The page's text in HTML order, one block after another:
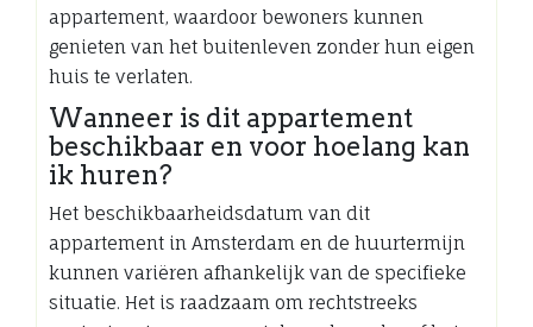
appartement, waardoor bewoners kunnen
genieten van het buitenleven zonder hun eigen
huis te verlaten.
Wanneer is dit appartement
beschikbaar en voor hoelang kan
ik huren?
Het beschikbaarheidsdatum van dit
appartement in Amsterdam en de huurtermijn
kunnen variëren afhankelijk van de specifieke
situatie. Het is raadzaam om rechtstreeks